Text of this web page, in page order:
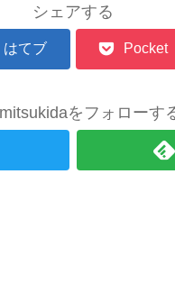
シェアする
はてブ Pocket
をフォローす